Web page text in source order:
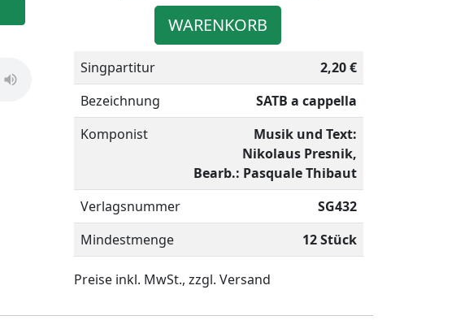
WARENKORB
Singpartitur
2,20 €
Bezeichnung
SATB a cappella
Komponist
Musik und Text:
Nikolaus Presnik,
Bearb.: Pasquale Thibaut
Verlagsnummer
SG432
Mindestmenge
12 Stück
Preise inkl. MwSt., zzgl. Versand